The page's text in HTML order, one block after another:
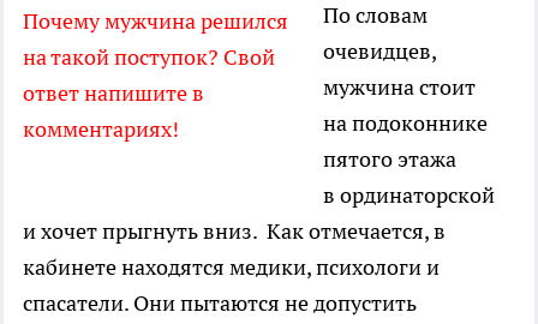
Почему мужчина решился
на такой поступок? Свой
ответ напишите в
комментариях!
По словам
очевидцев,
мужчина стоит
на подоконнике
пятого этажа
в ординаторской
и хочет прыгнуть вниз. Как отмечается, в
кабинете находятся медики, психологи и
спасатели. Они пытаются не допустить